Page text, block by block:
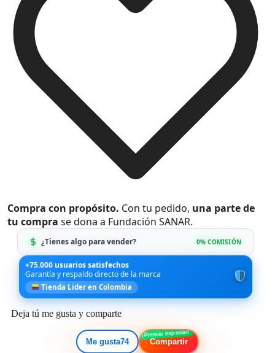
Compra con propósito. Con tu pedido, una parte de
tu compra se dona a Fundación SANAR.
¿Tienes algo para vender? 0% COMISIÓN
+75.000 usuarios satisfechos
Garantía y respaldo directo de la marca
Tienda Lider en Colombia
Deja tú me gusta y comparte
Me gusta74 Compartir